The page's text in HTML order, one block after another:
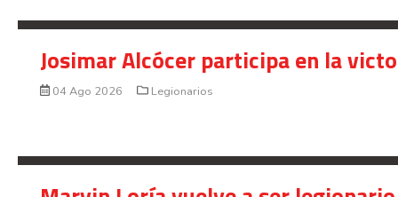
Josimar Alcócer participa en la
04 Ago 2026 Legionarios